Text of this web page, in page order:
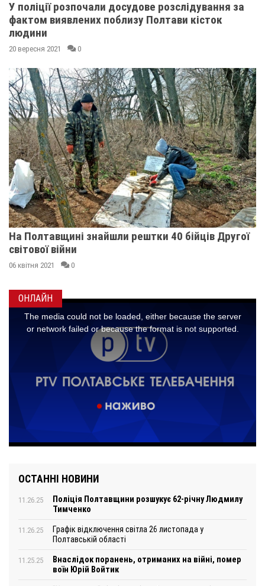
ОНЛАЙН
ОСТАННІ НОВИНИ
11.26.25
Поліція Полтавщини розшукує 62-річну Людмилу
Тимченко
11.26.25
Графік відключення світла 26 листопада у
Полтавській області
11.25.25
Внаслідок поранень, отриманих на війні, помер
воїн Юрій Войтик
У поліції розпочали досудове розслідування за
фактом виявлених поблизу Полтави кісток
людини
20 вересня 2021 0
На Полтавщині знайшли рештки 40 бійців Другої
світової війни
06 квітня 2021 0